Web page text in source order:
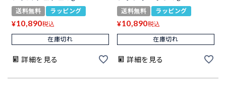
送料無料 ラッピング
¥10,890税込
在庫切れ
詳細を見る
送料無料 ラッピング
¥10,890税込
在庫切れ
詳細を見る